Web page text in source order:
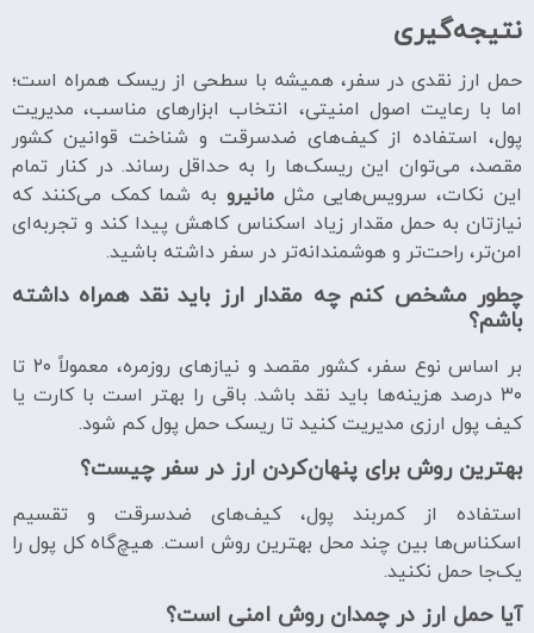
نتیجه‌گیری
حمل ارز نقدی در سفر، همیشه با سطحی از ریسک همراه است؛
اما با رعایت اصول امنیتی، انتخاب ابزارهای مناسب، مدیریت
پول، استفاده از کیف‌های ضدسرقت و شناخت قوانین کشور
مقصد، می‌توان این ریسک‌ها را به حداقل رساند. در کنار تمام
این نکات، سرویس‌هایی مثلمانیرو به شما کمک می‌کنند که
نیازتان به حمل مقدار زیاد اسکناس کاهش پیدا کند و تجربه‌ای
امن‌تر، راحت‌تر و هوشمندانه‌تر در سفر داشته باشید.
چطور مشخص کنم چه مقدار ارز باید نقد همراه داشته
باشم؟
بر اساس نوع سفر، کشور مقصد و نیازهای روزمره، معمولاً ۲۰ تا
۳۰ درصد هزینه‌ها باید نقد باشد. باقی را بهتر است با کارت یا
کیف پول ارزی مدیریت کنید تا ریسک حمل پول کم شود.
بهترین روش برای پنهان‌کردن ارز در سفر چیست؟
استفاده از کمربند پول، کیف‌های ضدسرقت و تقسیم
اسکناس‌ها بین چند محل بهترین روش است. هیچ‌گاه کل پول را
یک‌جا حمل نکنید.
آیا حمل ارز در چمدان روش امنی است؟